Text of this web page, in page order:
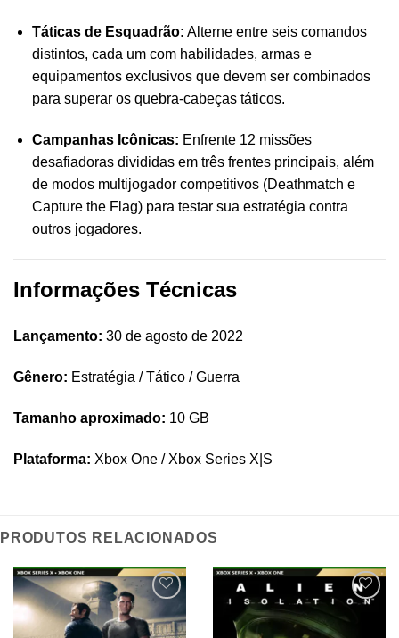
Táticas de Esquadrão: Alterne entre seis comandos
distintos, cada um com habilidades, armas e
equipamentos exclusivos que devem ser combinados
para superar os quebra-cabeças táticos.
Campanhas Icônicas: Enfrente 12 missões
desafiadoras divididas em três frentes principais, além
de modos multijogador competitivos (Deathmatch e
Capture the Flag) para testar sua estratégia contra
outros jogadores.
Informações Técnicas
Lançamento: 30 de agosto de 2022
Gênero: Estratégia / Tático / Guerra
Tamanho aproximado: 10 GB
Plataforma: Xbox One / Xbox Series X|S
PRODUTOS RELACIONADOS